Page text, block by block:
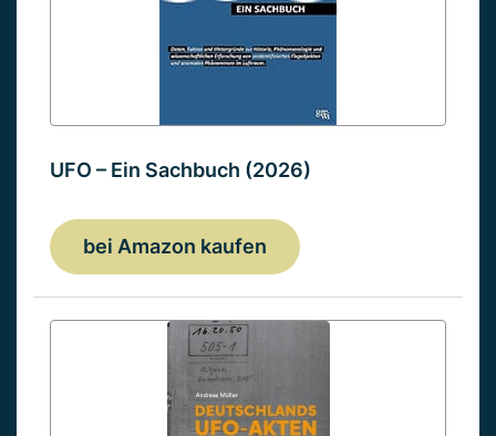
UFO – Ein Sachbuch (2026)
bei Amazon kaufen